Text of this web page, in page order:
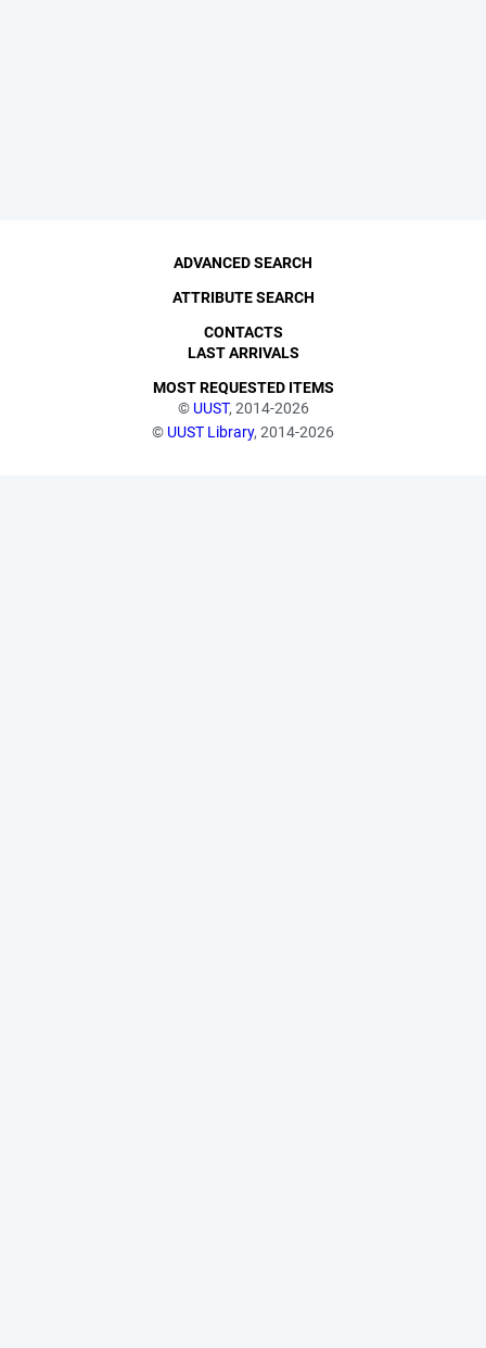
© UUST, 2014-2026
© UUST Library, 2014-2026
ADVANCED SEARCH
ATTRIBUTE SEARCH
CONTACTS
LAST ARRIVALS
MOST REQUESTED ITEMS